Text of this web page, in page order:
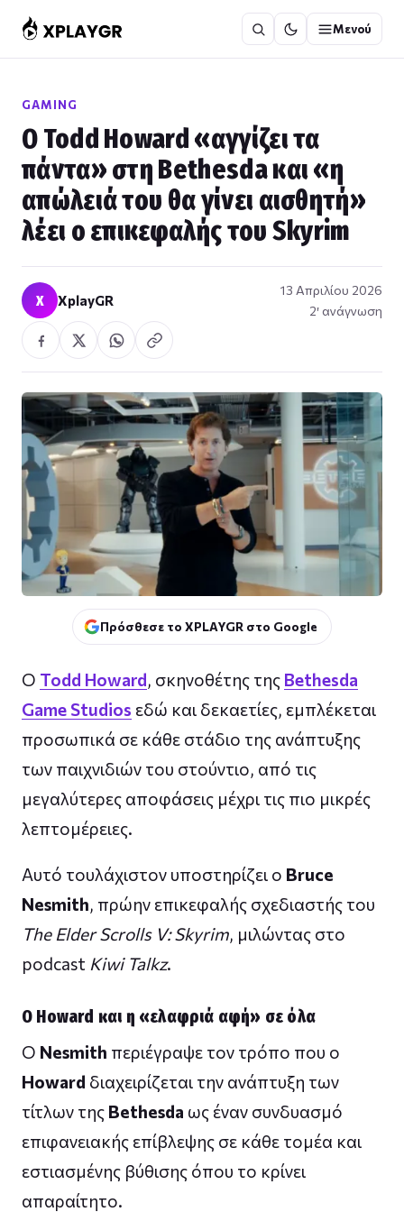
στο
περιεχόμενο
Μενού
GAMING
Ο Todd Howard «αγγίζει τα
πάντα» στη Bethesda και «η
απώλειά του θα γίνει αισθητή»
λέει ο επικεφαλής του Skyrim
X XplayGR
13 Απριλίου 2026
2′ ανάγνωση
Πρόσθεσε το XPLAYGR στο Google
Ο Todd Howard, σκηνοθέτης της Bethesda
Game Studios εδώ και δεκαετίες, εμπλέκεται
προσωπικά σε κάθε στάδιο της ανάπτυξης
των παιχνιδιών του στούντιο, από τις
μεγαλύτερες αποφάσεις μέχρι τις πιο μικρές
λεπτομέρειες.
Αυτό τουλάχιστον υποστηρίζει ο Bruce
Nesmith, πρώην επικεφαλής σχεδιαστής του
The Elder Scrolls V: Skyrim, μιλώντας στο
podcast Kiwi Talkz.
Ο Howard και η «ελαφριά αφή» σε όλα
Ο Nesmith περιέγραψε τον τρόπο που ο
Howard διαχειρίζεται την ανάπτυξη των
τίτλων της Bethesda ως έναν συνδυασμό
επιφανειακής επίβλεψης σε κάθε τομέα και
εστιασμένης βύθισης όπου το κρίνει
απαραίτητο.